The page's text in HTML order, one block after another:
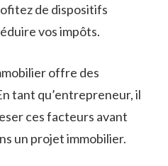
de dispositifs
vos impôts.
offre des
tant qu’entrepreneur, il
ces facteurs avant
un projet immobilier.